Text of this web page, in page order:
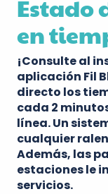
Estado
en
¡Consulte al
aplicación Fil
directo los
cada 2
línea. Un
cualquier
Además, las
estaciones le
servicios.